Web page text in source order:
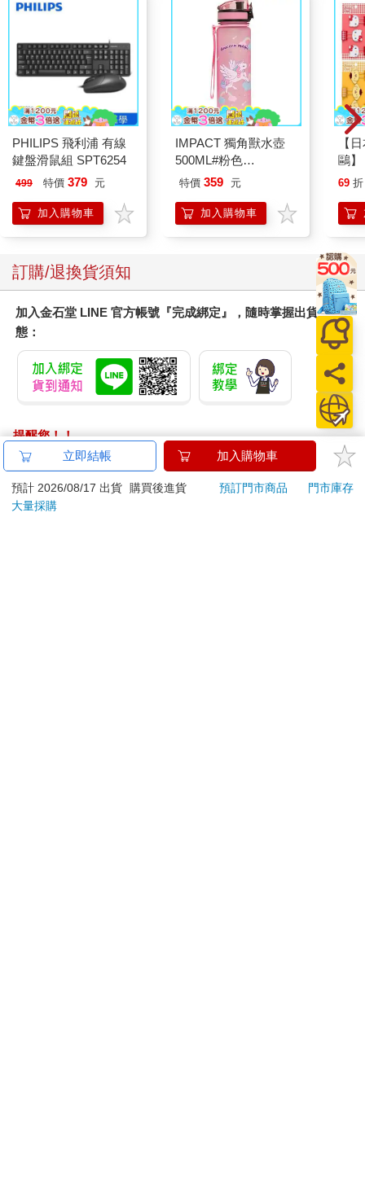
PHILIPS 飛利浦 有線
鍵盤滑鼠組 SPT6254
499 特價 379 元
加入購物車
IMPACT 獨角獸水壺
500ML#粉色
IM00B11PK
特價 359 元
加入購物車
【
鷗
(8款
企鵝
69 折
訂購/退換貨須知
加入金石堂 LINE 官方帳號『完成綁定』，隨時掌握出貨動
態：
提醒您！！
金石堂及銀行均不會請您操作ATM! 如接獲電話要求您前往
ATM提款機，請不要聽從指示，以免受騙上當！
退換貨須知：
立即結帳 加入購物車
預計 2026/08/17 出貨 購買後進貨 預訂門市商品
門市庫存
大量採購